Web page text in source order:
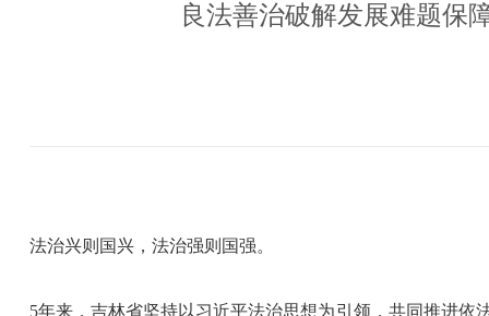
良法善治破解发展难题保
法治兴则国兴，法治强则国强。
5年来，吉林省坚持以习近平法治思想为引领，共同推进